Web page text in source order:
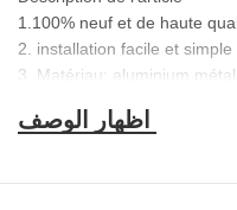
1.100% neuf et de haute
2. installation facile et simple
3. Matériau: aluminium